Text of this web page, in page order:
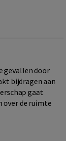
gevallen door
bijdragen aan
gaat
over de ruimte